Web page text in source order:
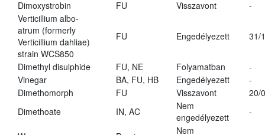
Dimoxystrobin
FU Visszavont
-
Verticillium albo-
atrum (formerly
Verticillium dahliae)
strain WCS850
FU Engedélyezett 31/
Dimethyl disulphide FU, NE Folyamatban
-
Vinegar
BA, FU, HB Engedélyezett
-
Dimethomorph
FU Visszavont
20/
Dimethoate
IN, AC
Nem
engedélyezett
-
Nem